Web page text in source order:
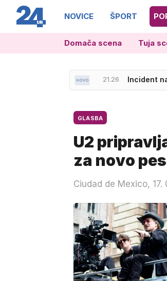
NOVICE ŠPORT
Domača scena Tuja
21.26 Incident
21.33 Donostia
GLASBA
U2
za novo
Ciudad de Mexico,